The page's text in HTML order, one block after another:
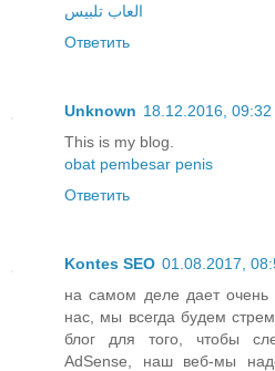
العاب تلبيس
Ответить
Unknown 18.12.2016, 09:32
This is my blog.
obat pembesar penis
Ответить
Kontes SEO 01.08.2017,
на самом деле дает
нас, мы всегда будем
блог для того, чтобы
AdSense, наш веб-мы